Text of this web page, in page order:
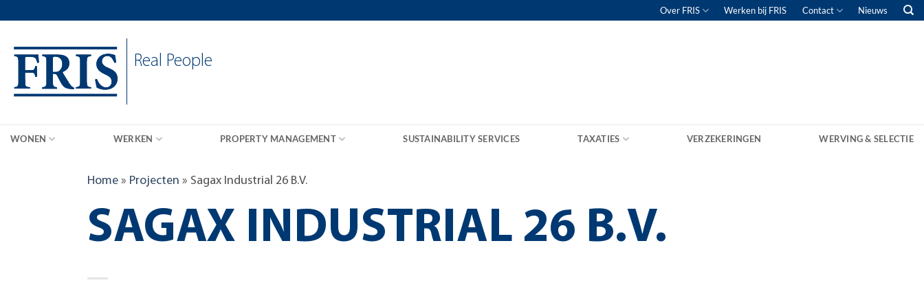
Over FRIS Werken bij FRIS Contact Nieuws
Real People
WONEN WERKEN PROPERTY MANAGEMENT SUSTAINABILITY SERVICES TAXATIES VERZEKERINGEN WERVING & SELECTIE
Home » Projecten » Sagax Industrial 26 B.V.
SAGAX INDUSTRIAL 26 B.V.